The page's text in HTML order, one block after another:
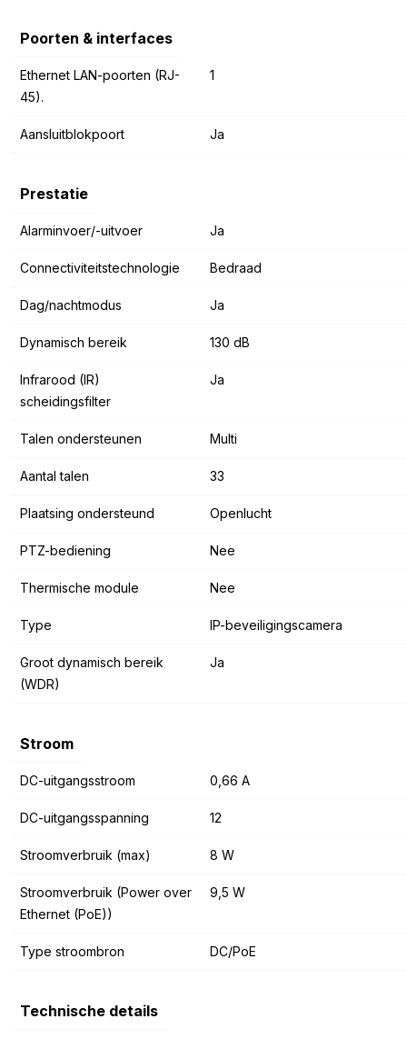
Poorten & interfaces
Ethernet LAN-poorten (RJ-
45).
1
Aansluitblokpoort Ja
Prestatie
Alarminvoer/-uitvoer Ja
Connectiviteitstechnologie Bedraad
Dag/nachtmodus Ja
Dynamisch bereik 130 dB
Infrarood (IR)
scheidingsfilter
Ja
Talen ondersteunen Multi
Aantal talen 33
Plaatsing ondersteund Openlucht
PTZ-bediening Nee
Thermische module Nee
Type IP-beveiligingscamera
Groot dynamisch bereik
(WDR)
Ja
Stroom
DC-uitgangsstroom 0,66 A
DC-uitgangsspanning 12
Stroomverbruik (max) 8 W
Stroomverbruik (Power over
Ethernet (PoE))
9,5 W
Type stroombron DC/PoE
Technische details